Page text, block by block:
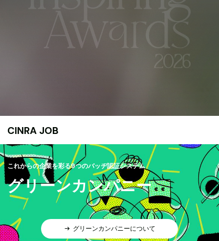
CINRA JOB
これからの企業を彩る9つのバッヂ認証システム
グリーンカンパニー
グリーンカンパニーについて